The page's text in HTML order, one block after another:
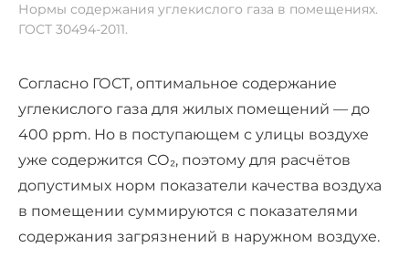
Нормы содержания углекислого газа в помещениях.
ГОСТ 30494-2011.
Согласно ГОСТ, оптимальное содержание
углекислого газа для жилых помещений — до
400 ppm. Но в поступающем с улицы воздухе
уже содержится СО₂, поэтому для расчётов
допустимых норм показатели качества воздуха
в помещении суммируются с показателями
содержания загрязнений в наружном воздухе.